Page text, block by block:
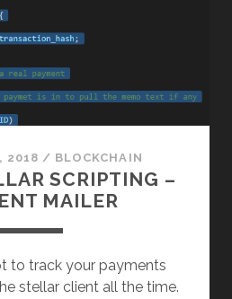
2018 / BLOCKCHAIN
SCRIPTING –
MAILER
to track your payments
stellar client all the time.